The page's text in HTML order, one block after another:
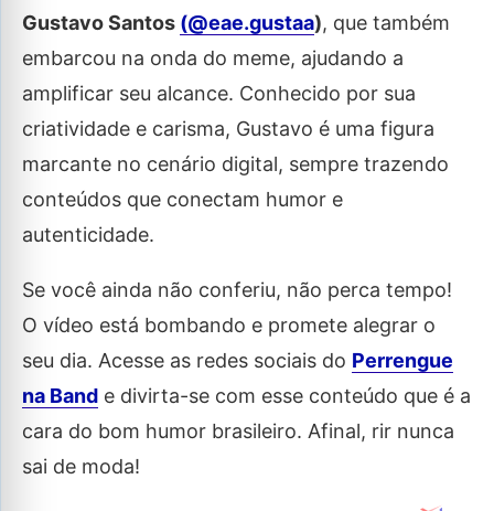
Gustavo Santos (@eae.gustaa), que também
embarcou na onda do meme, ajudando a
amplificar seu alcance. Conhecido por sua
criatividade e carisma, Gustavo é uma figura
marcante no cenário digital, sempre trazendo
conteúdos que conectam humor e
autenticidade.
Se você ainda não conferiu, não perca tempo!
O vídeo está bombando e promete alegrar o
seu dia. Acesse as redes sociais do Perrengue
na Band e divirta-se com esse conteúdo que é a
cara do bom humor brasileiro. Afinal, rir nunca
sai de moda!